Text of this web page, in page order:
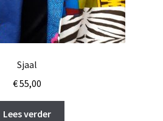
Sjaal
€55,00
Lees verder